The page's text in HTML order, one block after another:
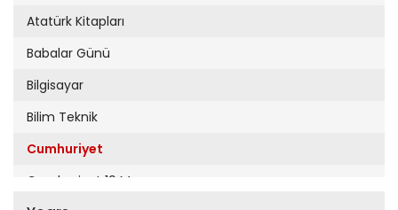
Atatürk Kitapları
Babalar Günü
Bilgisayar
Bilim Teknik
Cumhuriyet
Cumhuriyet 19 Mayıs